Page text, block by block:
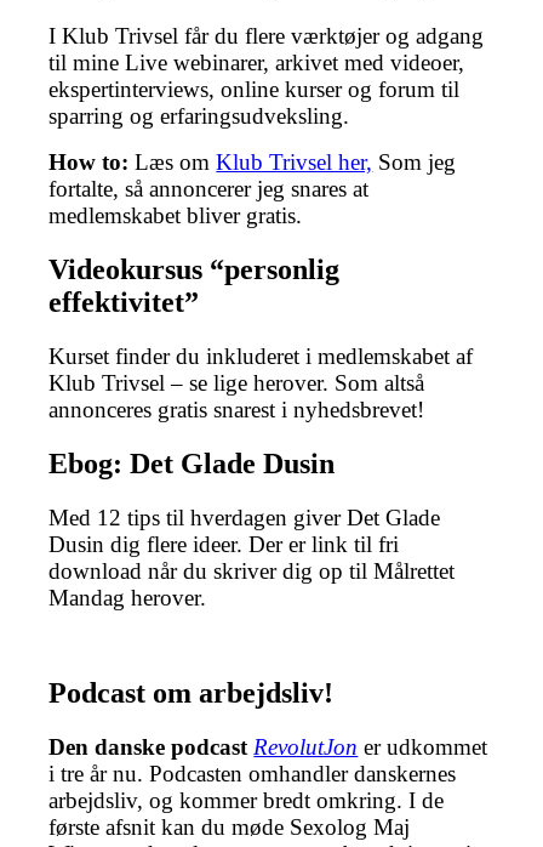
I Klub Trivsel får du flere værktøjer og adgang
til mine Live webinarer, arkivet med videoer,
ekspertinterviews, online kurser og forum til
sparring og erfaringsudveksling.
How to: Læs omKlub Trivsel her, Som jeg
fortalte, så annoncerer jeg snares at
medlemskabet bliver gratis.
Videokursus “personlig
effektivitet”
Kurset finder du inkluderet i medlemskabet af
Klub Trivsel – se lige herover. Som altså
annonceres gratis snarest i nyhedsbrevet!
Ebog: Det Glade Dusin
Med 12 tips til hverdagen giver Det Glade
Dusin dig flere ideer. Der er link til fri
download når du skriver dig op til Målrettet
Mandag herover.
Podcast om arbejdsliv!
Den danske podcast RevolutJon er udkommet
i tre år nu. Podcasten omhandler danskernes
arbejdsliv, og kommer bredt omkring. I de
første afsnit kan du møde Sexolog Maj